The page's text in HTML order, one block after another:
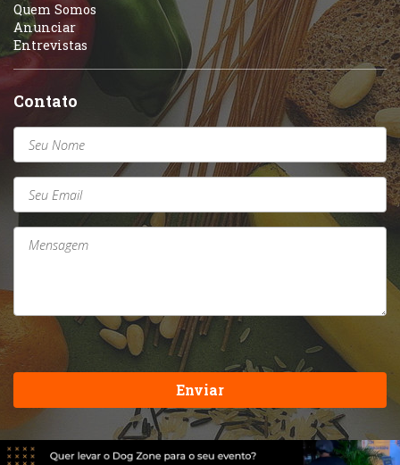
Quem Somos
Anunciar
Entrevistas
Contato
Enviar